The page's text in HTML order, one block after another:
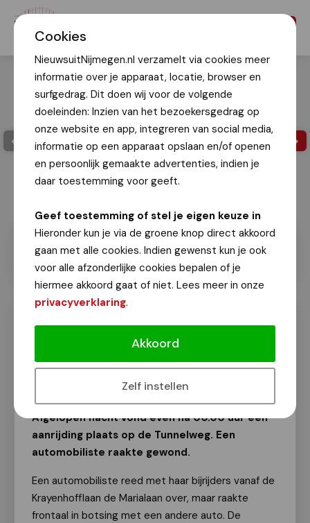
Cookies
NieuwsuitNijmegen.nl verzamelt via cookies meer
informatie over je apparaat, locatie, browser en
surfgedrag. Dit doen wij voor de volgende
doeleinden: Inzien van het bezoekersgedrag op
onze website en app, integreren van social media,
informatie op een apparaat opslaan en/of openen
en persoonlijk gemaakte advertenties, indien je
daar toestemming voor geeft.
Geef toestemming of stel je eigen keuze in
Hieronder kun je via de groene knop direct akkoord
gaan met alle cookies. Indien gewenst kun je ook
voor alle afzonderlijke cookies bepalen of je
hiermee akkoord gaat of niet. Lees meer in onze
privacyverklaring.
Akkoord
Zelf instellen
Gewonde bij frontale aanrijding op
Van onze redactie
Afgelopen nacht vond even na 00.00 uur een
aanrijding plaats op de Tunnelweg. Een
automobiliste raakte gewond.
Een automobiliste reed met haar bijrijders vanaf de
Krayenhofflaan de Marialaan over, maar raakte
frontaal in botsing met een andere auto. De